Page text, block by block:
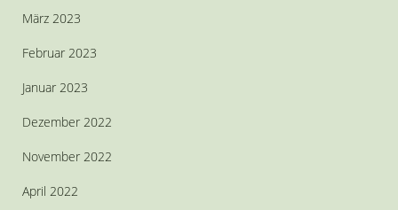
März 2023
Februar 2023
Januar 2023
Dezember 2022
November 2022
April 2022